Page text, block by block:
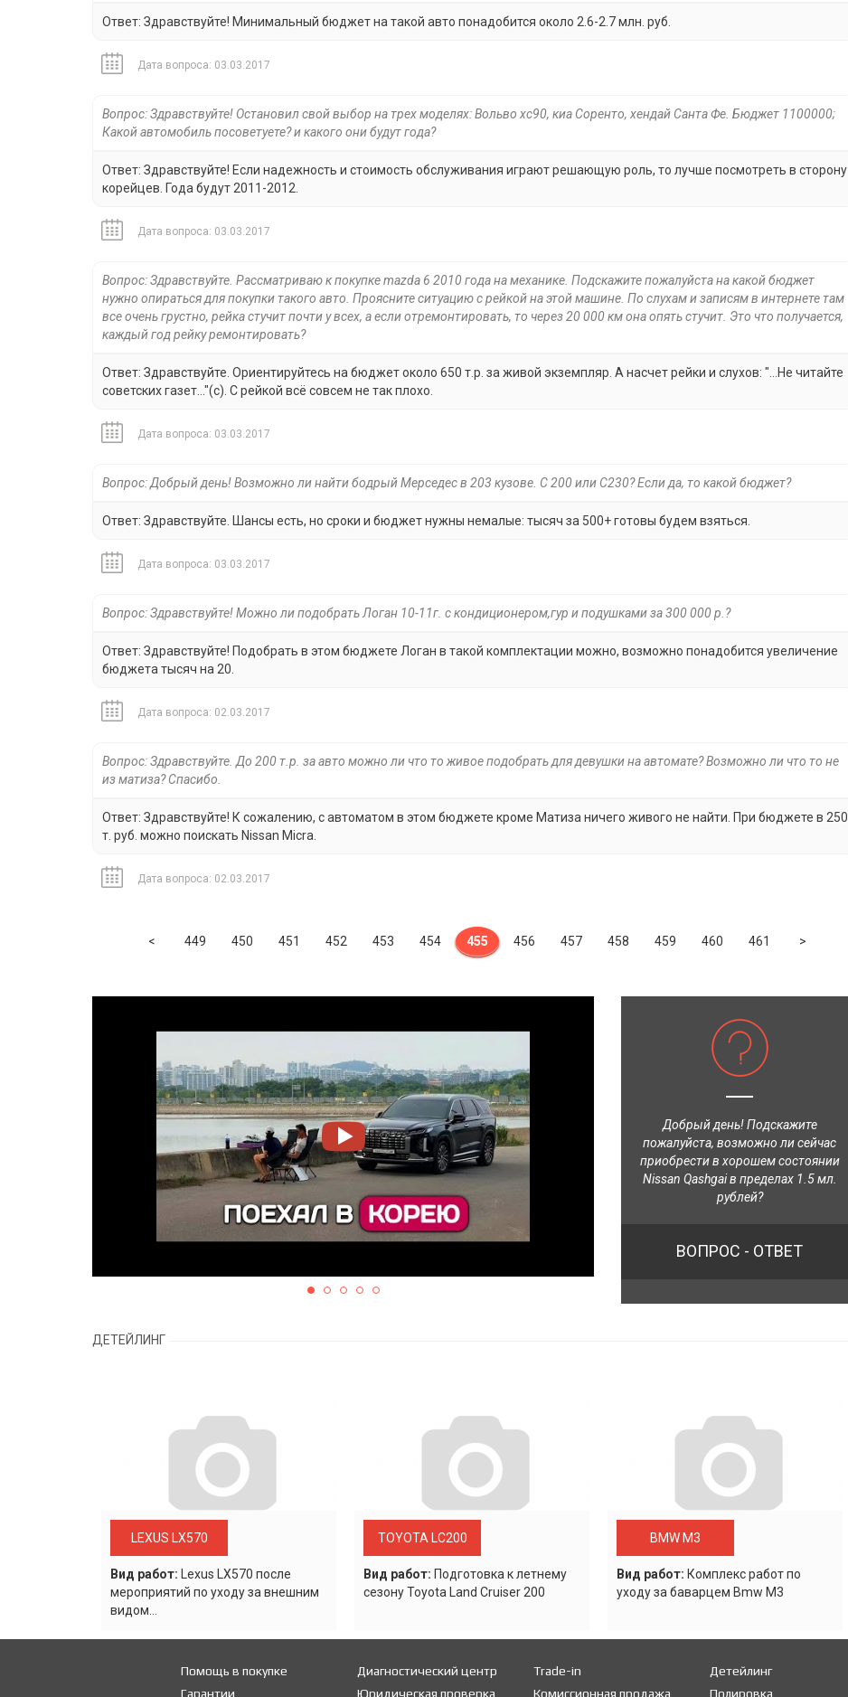
Ответ: Здравствуйте! Минимальный бюджет на такой авто понадобится около 2.6-2.7 млн. руб.
Дата вопроса: 03.03.2017
Вопрос: Здравствуйте! Остановил свой выбор на трех моделях: Вольво хс90, киа Соренто, хендай Санта Фе. Бюджет 1100000;
Какой автомобиль посоветуете? и какого они будут года?
Ответ: Здравствуйте! Если надежность и стоимость обслуживания играют решающую роль, то лучше посмотреть в сторону
корейцев. Года будут 2011-2012.
Дата вопроса: 03.03.2017
Вопрос: Здравствуйте. Рассматриваю к покупке mazda 6 2010 года на механике. Подскажите пожалуйста на какой бюджет
нужно опираться для покупки такого авто. Проясните ситуацию с рейкой на этой машине. По слухам и записям в интернете там
все очень грустно, рейка стучит почти у всех, а если отремонтировать, то через 20 000 км она опять стучит. Это что получается,
каждый год рейку ремонтировать?
Ответ: Здравствуйте. Ориентируйтесь на бюджет около 650 т.р. за живой экземпляр. А насчет рейки и слухов: "...Не читайте
советских газет..."(с). С рейкой всё совсем не так плохо.
Дата вопроса: 03.03.2017
Вопрос: Добрый день! Возможно ли найти бодрый Мерседес в 203 кузове. С 200 или С230? Если да, то какой бюджет?
Ответ: Здравствуйте. Шансы есть, но сроки и бюджет нужны немалые: тысяч за 500+ готовы будем взяться.
Дата вопроса: 03.03.2017
Вопрос: Здравствуйте! Можно ли подобрать Логан 10-11г. с кондиционером,гур и подушками за 300 000 р.?
Ответ: Здравствуйте! Подобрать в этом бюджете Логан в такой комплектации можно, возможно понадобится увеличение
бюджета тысяч на 20.
Дата вопроса: 02.03.2017
Вопрос: Здравствуйте. До 200 т.р. за авто можно ли что то живое подобрать для девушки на автомате? Возможно ли что то не
из матиза? Спасибо.
Ответ: Здравствуйте! К сожалению, с автоматом в этом бюджете кроме Матиза ничего живого не найти. При бюджете в 250
т. руб. можно поискать Nissan Micra.
Дата вопроса: 02.03.2017
< Previous
449 450 451 452 453 454 455 456 457 458 459 460 461 >
Добрый день! Подскажите
пожалуйста, возможно ли сейчас
приобрести в хорошем состоянии
Nissan Qashgai в пределах 1.5 мл.
рублей?
ВОПРОС - ОТВЕТ
ДЕТЕЙЛИНГ
LEXUS LX570
Вид работ: Lexus LХ570 после
мероприятий по уходу за внешним
видом...
TOYOTA LC200
Вид работ: Подготовка к летнему
сезону Toyota Land Cruiser 200
BMW M3
Вид работ: Комплекс работ по
уходу за баварцем Bmw M3
Помощь в покупке
Гарантии
Диагностический центр
Юридическая проверка
Trade-in
Комиссионная продажа
Детейлинг
Полировка